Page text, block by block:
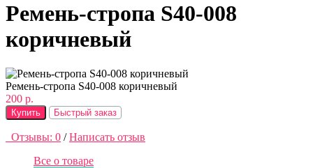
Ремень-стропа S40-008
коричневый
Ремень-стропа S40-008 коричневый
200 р.
Купить Быстрый заказ
Отзывы: 0 / Написать отзыв
Все о товаре